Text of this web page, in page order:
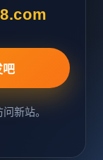
吧
新站。